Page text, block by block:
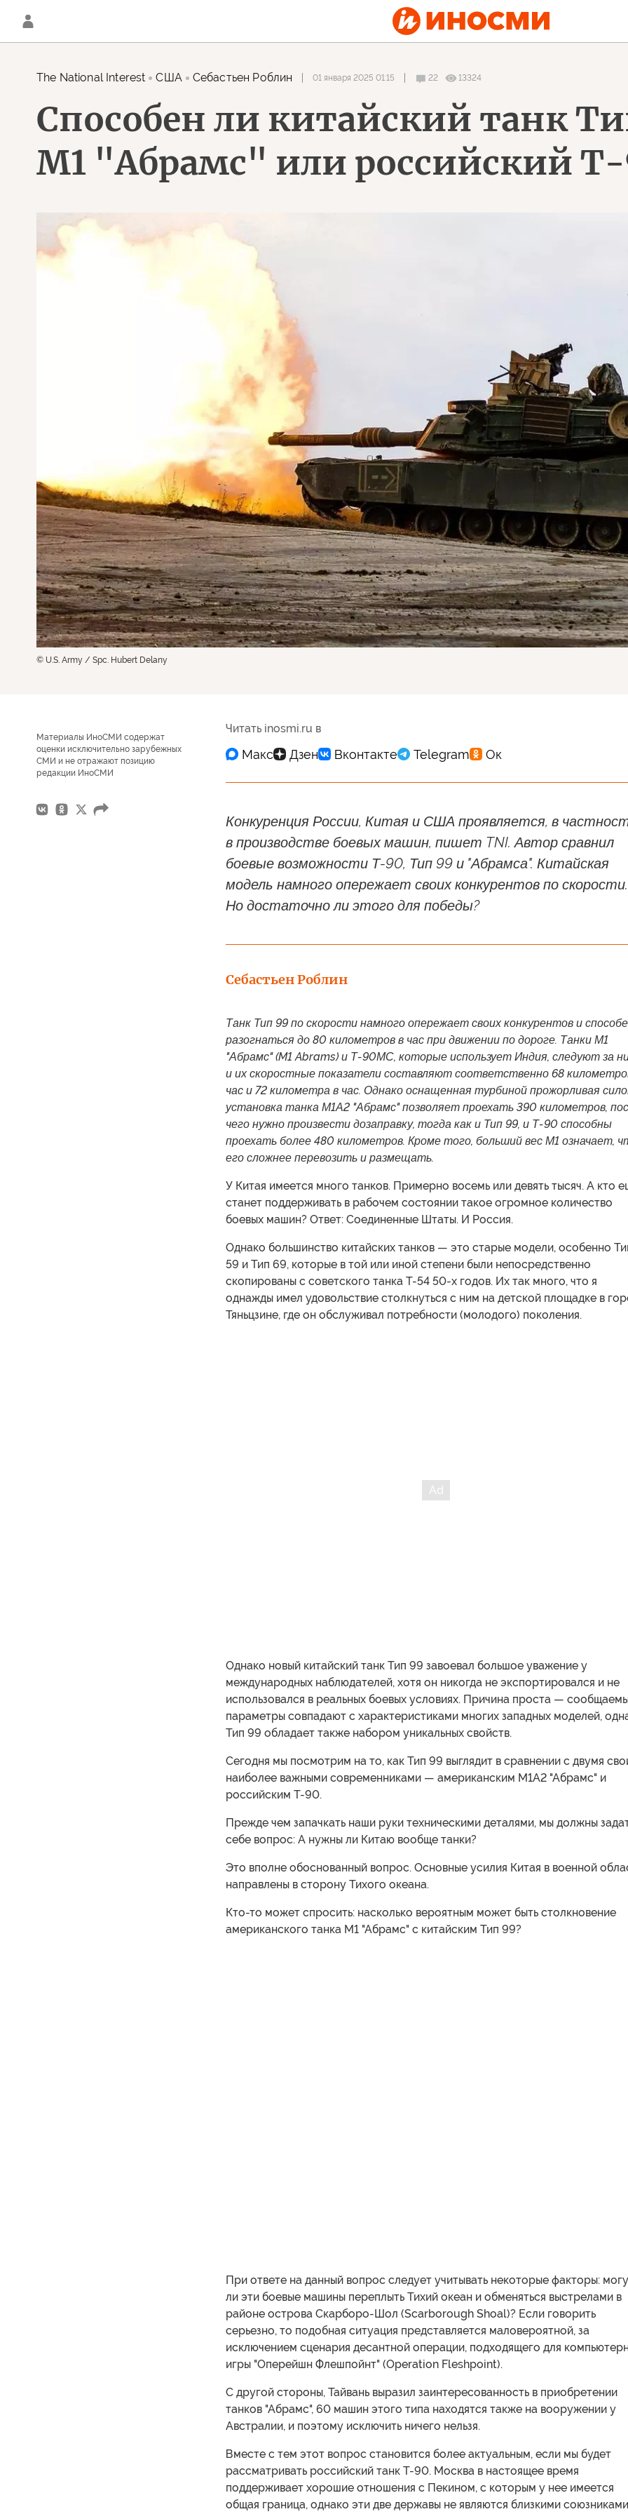
The National Interest США Себастьен Роблин 01 января 2025 01:15 22 13324
Способен ли китайский танк
М1 "Абрамс" или российский Т-
© U.S. Army / Spc. Hubert Delany
Материалы ИноСМИ содержат
оценки исключительно зарубежных
СМИ и не отражают позицию
редакции ИноСМИ
Читать inosmi.ru в
Конкуренция России, Китая и США проявляется, в
в производстве боевых машин, пишет TNI. Автор сравнил
боевые возможности Т-90, Тип 99 и "Абрамса". Китайская
модель намного опережает своих конкурентов по скорости.
Но достаточно ли этого для победы?
Себастьен Роблин
Танк Тип 99 по скорости намного опережает своих конкурентов и
разогнаться до 80 километров в час при движении по дороге. Танки М1
"Абрамс" (M1 Abrams) и Т-90МС, которые использует Индия, следуют за
и их скоростные показатели составляют соответственно 68
час и 72 километра в час. Однако оснащенная турбиной прожорливая
установка танка М1А2 "Абрамс" позволяет проехать 390 километров,
чего нужно произвести дозаправку, тогда как и Тип 99, и Т-90 способны
проехать более 480 километров. Кроме того, больший вес М1 означает,
его сложнее перевозить и размещать.
У Китая имеется много танков. Примерно восемь или девять тысяч. А кто
станет поддерживать в рабочем состоянии такое огромное количество
боевых машин? Ответ: Соединенные Штаты. И Россия.
Однако большинство китайских танков — это старые модели, особенно
59 и Тип 69, которые в той или иной степени были непосредственно
скопированы с советского танка Т-54 50-х годов. Их так много, что я
однажды имел удовольствие столкнуться с ним на детской площадке в
Тяньцзине, где он обслуживал потребности (молодого) поколения.
Однако новый китайский танк Тип 99 завоевал большое уважение у
международных наблюдателей, хотя он никогда не экспортировался и не
использовался в реальных боевых условиях. Причина проста —
параметры совпадают с характеристиками многих западных моделей,
Тип 99 обладает также набором уникальных свойств.
Сегодня мы посмотрим на то, как Тип 99 выглядит в сравнении с двумя
наиболее важными современниками — американским М1А2 "Абрамс" и
российским Т-90.
Прежде чем запачкать наши руки техническими деталями, мы должны
себе вопрос: А нужны ли Китаю вообще танки?
Это вполне обоснованный вопрос. Основные усилия Китая в военной
направлены в сторону Тихого океана.
Кто-то может спросить: насколько вероятным может быть столкновение
американского танка М1 "Абрамс" с китайским Тип 99?
При ответе на данный вопрос следует учитывать некоторые факторы:
ли эти боевые машины переплыть Тихий океан и обменяться выстрелами в
районе острова Скарборо-Шол (Scarborough Shoal)? Если говорить
серьезно, то подобная ситуация представляется маловероятной, за
исключением сценария десантной операции, подходящего для
игры "Оперейшн Флешпойнт" (Operation Fleshpoint).
С другой стороны, Тайвань выразил заинтересованность в приобретении
танков "Абрамс", 60 машин этого типа находятся также на вооружении у
Австралии, и поэтому исключить ничего нельзя.
Вместе с тем этот вопрос становится более актуальным, если мы будет
рассматривать российский танк Т-90. Москва в настоящее время
поддерживает хорошие отношения с Пекином, с которым у нее имеется
общая граница, однако эти две державы не являются близкими